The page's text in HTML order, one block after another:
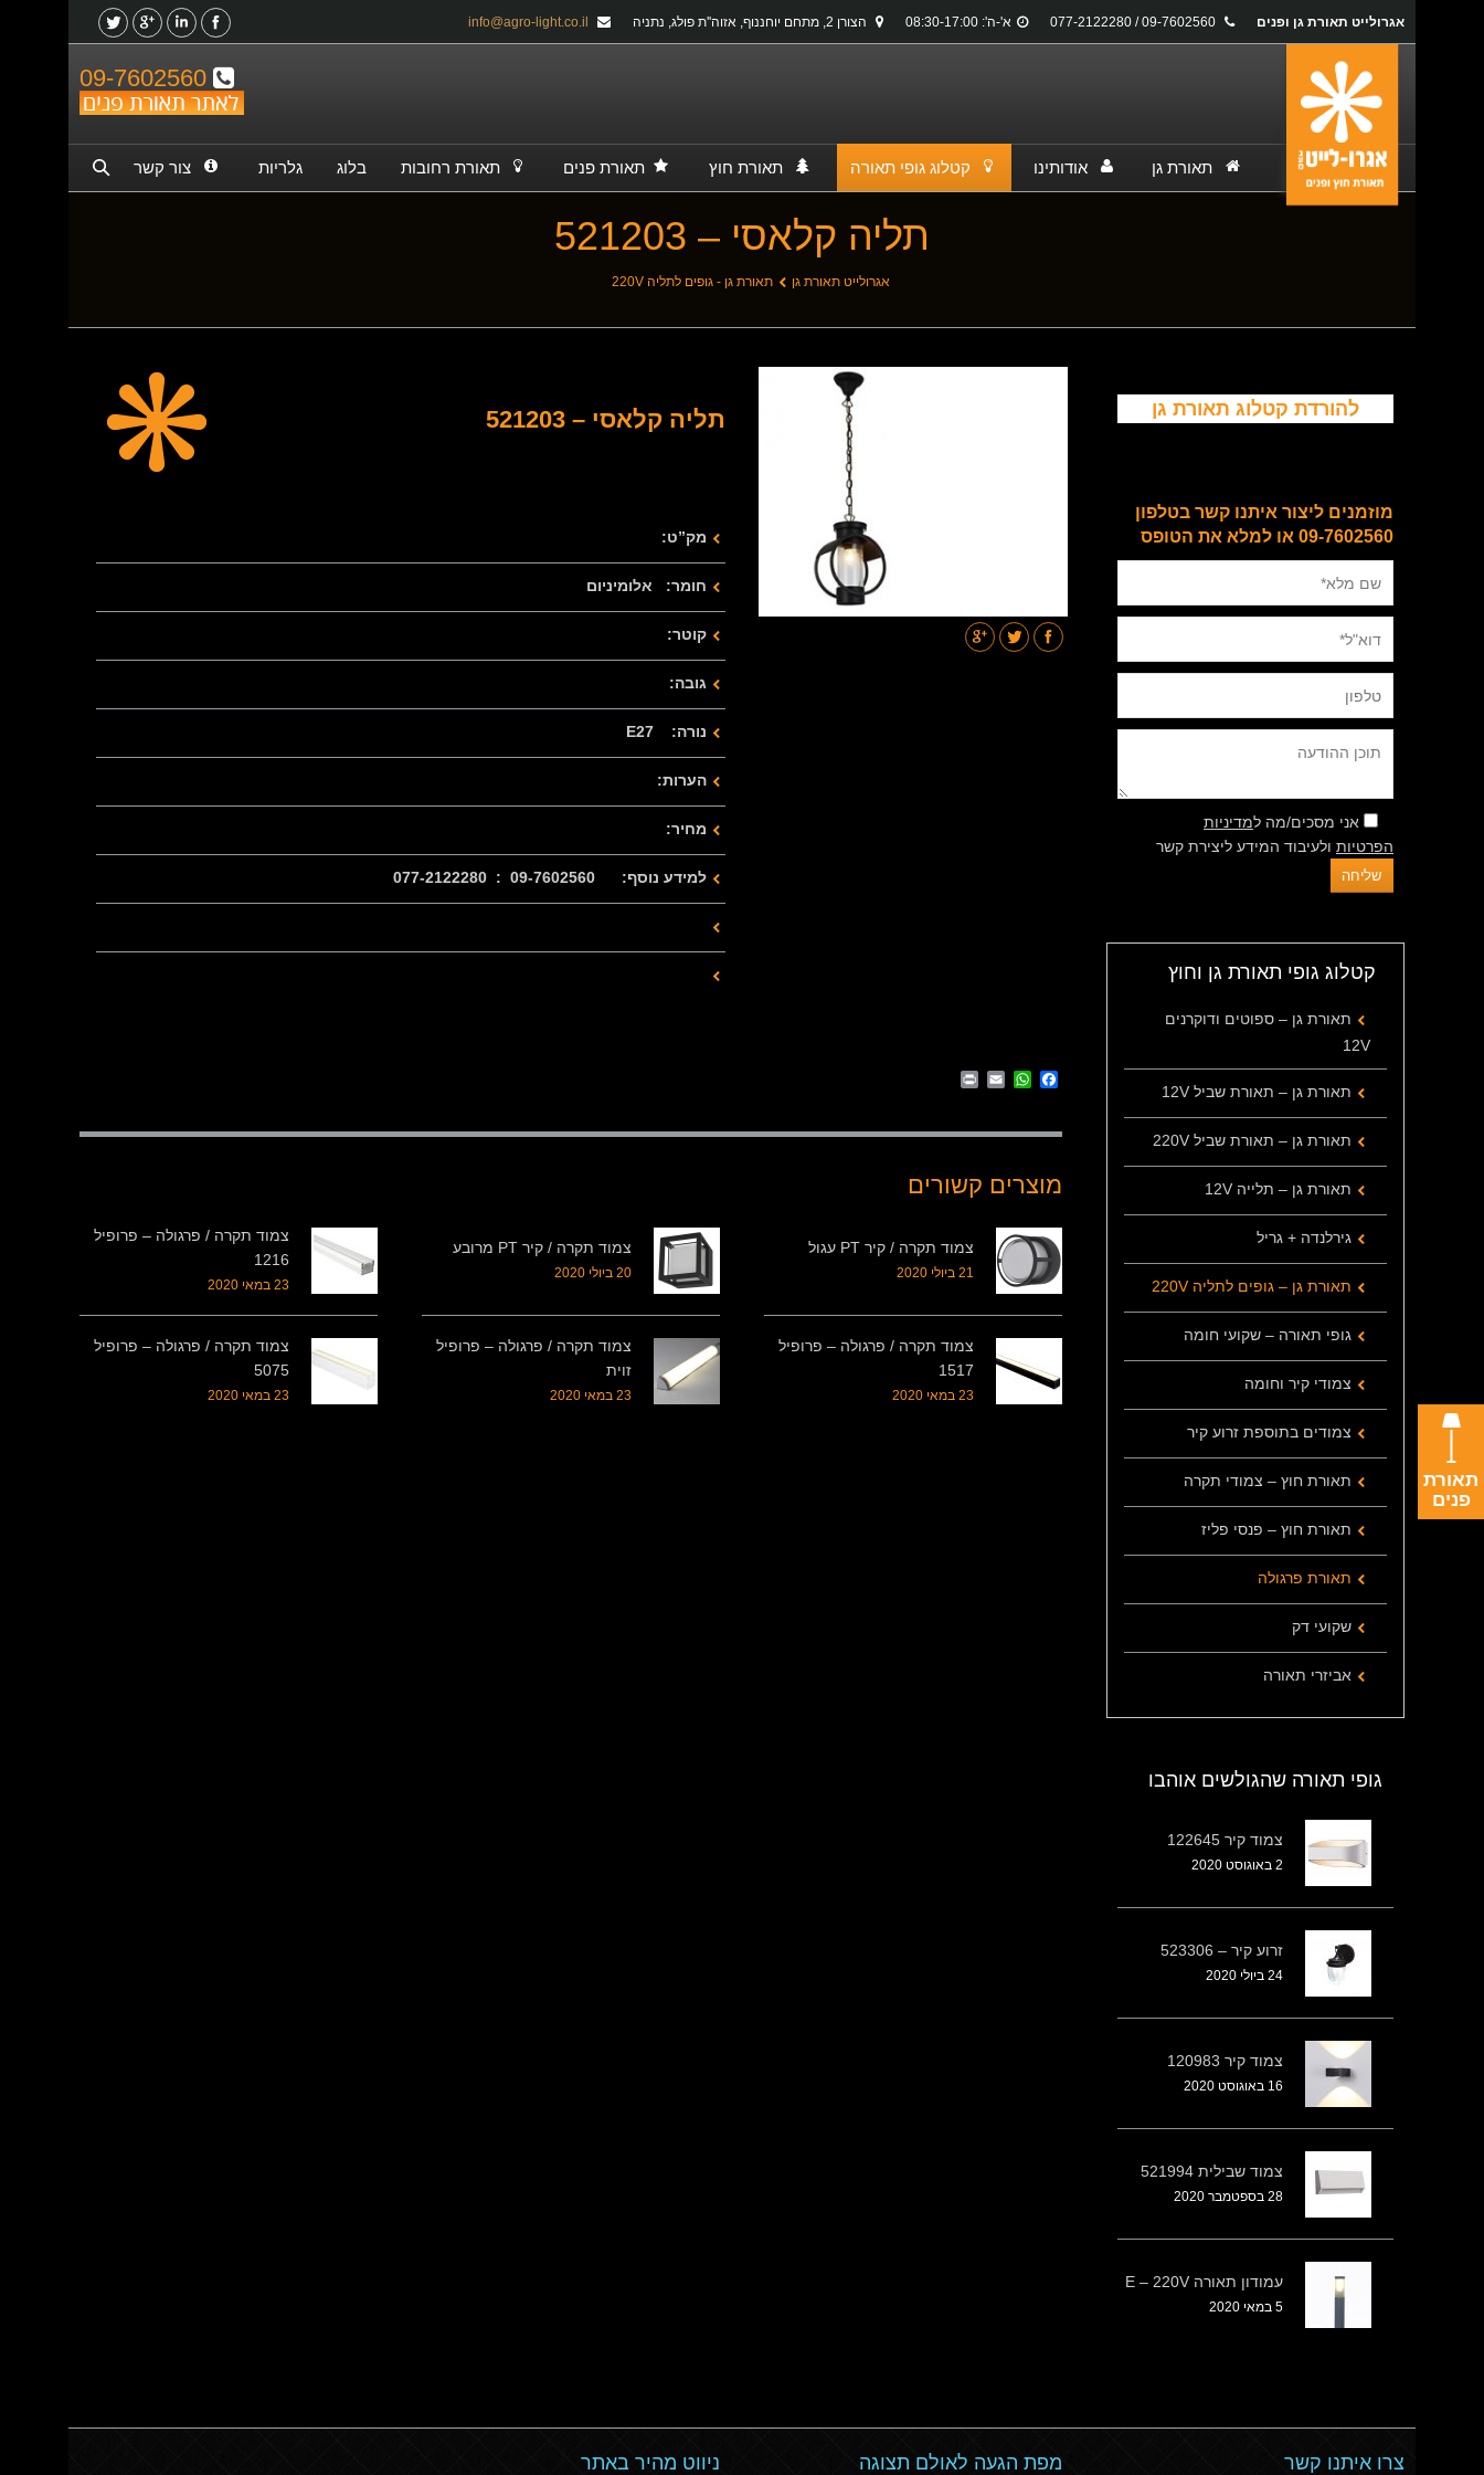
אגרולייט תאורת גן ופנים א'-ה': 08:30-17:00 הצורן 2, מתחם יוחננוף, אזוה''ת פולג, נתניה
תאורת גן אודותינו קטלוג גופי תאורה תאורת חוץ תאורת פנים תאורת רחובות בלוג גלריות צור קשר
תליה קלאסי – 521203
אגרולייט תאורת גן תאורת גן - גופים לתליה 220V
תליה קלאסי – 521203
מק”ט:
חומר: אלומיניום
קוטר:
גובה:
נורה: E27
הערות:
מחיר:
למידע נוסף: 09-7602560 : 077-2122280
Facebook
WhatsApp
Email
מוצרים קשורים
צמוד תקרה / קיר PT עגול
21 ביולי 2020
צמוד תקרה / קיר PT מרובע
20 ביולי 2020
צמוד תקרה / פרגולה – פרופיל
1216
23 במאי 2020
צמוד תקרה / פרגולה – פרופיל
1517
23 במאי 2020
צמוד תקרה / פרגולה – פרופיל
זוית
23 במאי 2020
צמוד תקרה / פרגולה – פרופיל
5075
23 במאי 2020
להורדת קטלוג תאורת גן
מוזמנים ליצור איתנו קשר בטלפון
09-7602560 או למלא את הטופס
אני מסכים/מה למדיניות
הפרטיות ולעיבוד המידע ליצירת קשר
קטלוג גופי תאורת גן וחוץ
תאורת גן – ספוטים ודוקרנים
12V
תאורת גן – תאורת שביל 12V
תאורת גן – תאורת שביל 220V
תאורת גן – תלייה 12V
גירלנדה + גריל
תאורת גן – גופים לתליה 220V
גופי תאורה – שקועי חומה
צמודי קיר וחומה
צמודים בתוספת זרוע קיר
תאורת חוץ – צמודי תקרה
תאורת חוץ – פנסי פליז
תאורת פרגולה
שקועי דק
אביזרי תאורה
גופי תאורה שהגולשים אוהבו
צמוד קיר 122645
2 באוגוסט 2020
זרוע קיר – 523306
24 ביולי 2020
צמוד קיר 120983
16 באוגוסט 2020
צמוד שבילית 521994
28 בספטמבר 2020
עמודון תאורה E – 220V
5 במאי 2020
צרו איתנו קשר מפת הגעה לאולם תצוגה ניווט מהיר באתר
תאורת
פנים